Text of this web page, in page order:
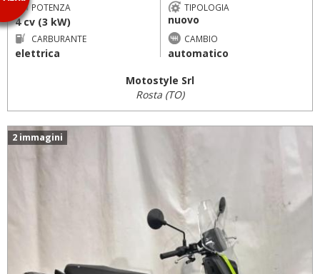
POTENZA
4 cv (3 kW)
TIPOLOGIA
nuovo
CARBURANTE
elettrica
CAMBIO
automatico
Motostyle Srl
Rosta (TO)
2 immagini